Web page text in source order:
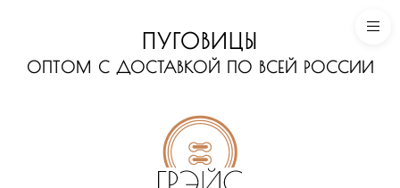
ПУГОВИЦЫ
ОПТОМ С ДОСТАВКОЙ ПО ВСЕЙ РОССИИ